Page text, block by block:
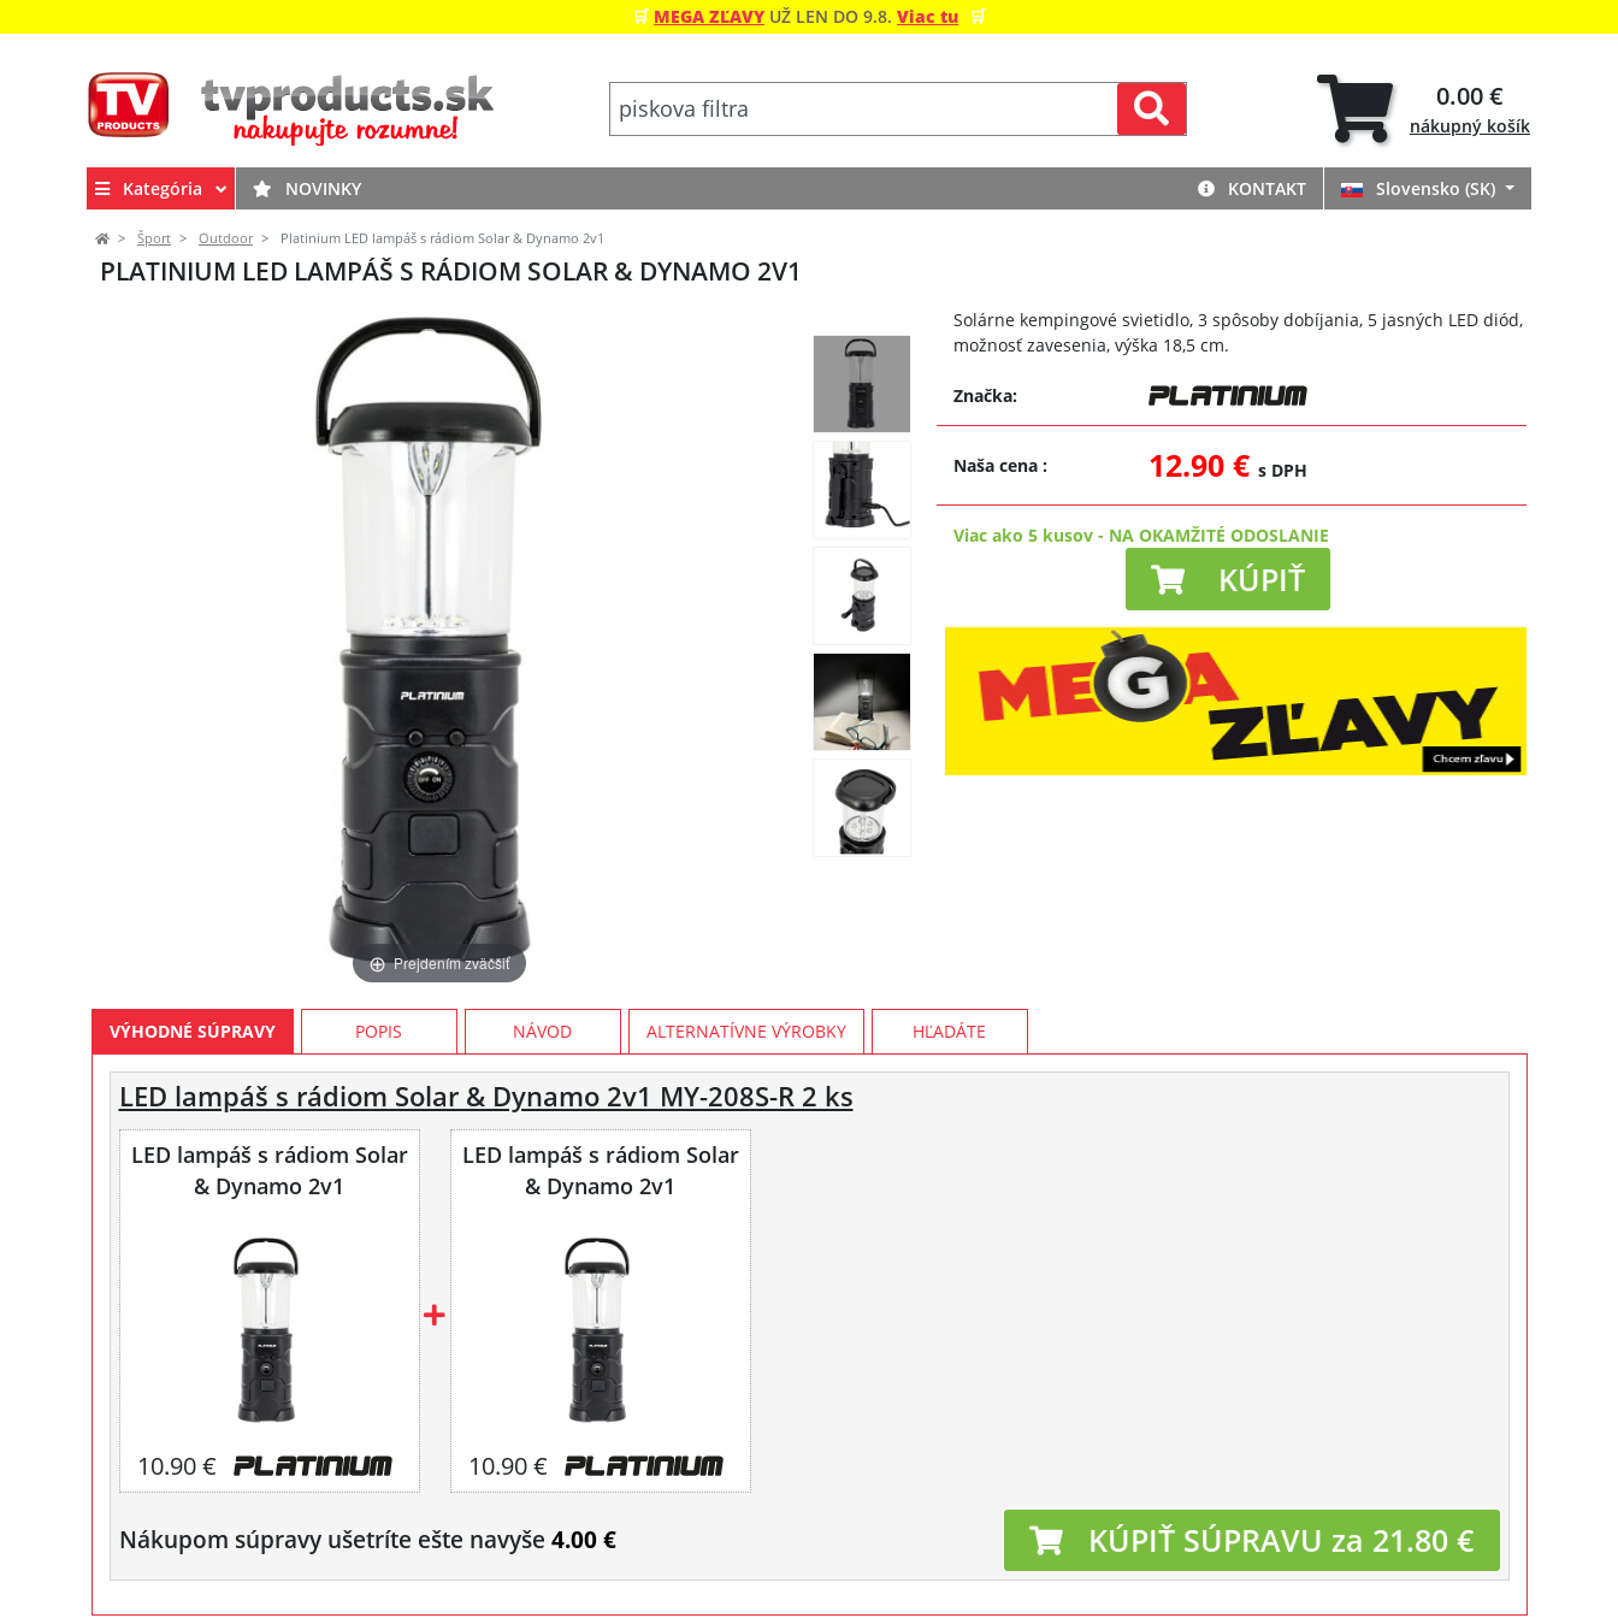
🛒 MEGA ZĽAVY UŽ LEN DO 9.8. Viac tu 🛒
0.00 €
nákupný košík
Kategória NOVINKY KONTAKT Slovensko (SK)
Šport Outdoor Platinium LED lampáš s rádiom Solar & Dynamo 2v1
PLATINIUM LED LAMPÁŠ S RÁDIOM SOLAR & DYNAMO 2V1
Prejdením zväčšiť
Solárne kempingové svietidlo, 3 spôsoby dobíjania, 5 jasných LED diód,
možnosť zavesenia, výška 18,5 cm.
Značka:
Naša cena: 12.90 €s DPH
Viac ako 5 kusov - NA OKAMŽITÉ ODOSLANIE
KÚPIŤ
VÝHODNÉ SÚPRAVY POPIS NÁVOD ALTERNATÍVNE VÝROBKY HĽADÁTE
LED lampáš s rádiom Solar & Dynamo 2v1 MY-208S-R 2 ks
LED lampáš s rádiom Solar
& Dynamo 2v1
10.90 €
LED lampáš s rádiom Solar
& Dynamo 2v1
10.90 €
Nákupom súpravy ušetríte ešte navyše 4.00 € KÚPIŤ SÚPRAVU za 21.80 €